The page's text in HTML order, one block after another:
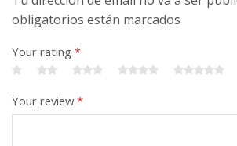
obligatorios están marcados
Your rating *
Your review*